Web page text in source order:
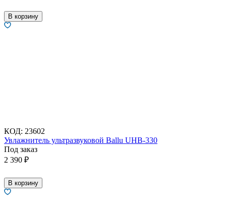
В корзину
КОД: 23602
Увлажнитель ультразвуковой Ballu UHB-330
Под заказ
2 390 ₽
В корзину